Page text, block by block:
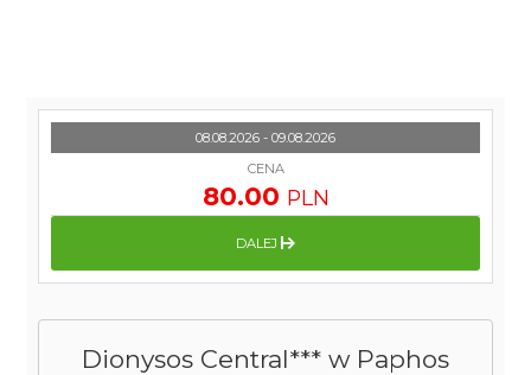
Dionysos Central*** w Paphos
08.08.2026 - 09.08.2026
CENA
80.00 PLN
DALEJ